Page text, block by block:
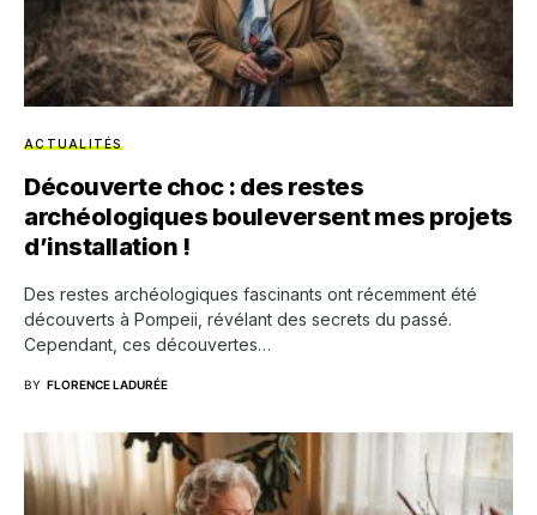
ACTUALITÉS
Découverte choc : des restes
archéologiques bouleversent mes projets
d’installation !
Des restes archéologiques fascinants ont récemment été
découverts à Pompeii, révélant des secrets du passé.
Cependant, ces découvertes…
BY FLORENCE LADURÉE